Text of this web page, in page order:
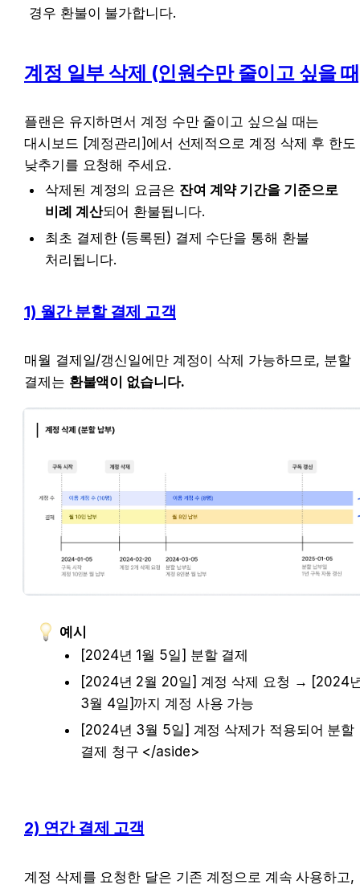
경우 환불이 불가합니다.
계정 일부 삭제 (인원수만 줄이고 싶을
플랜은 유지하면서 계정 수만 줄이고 싶으실 때는
대시보드 [계정관리]에서 선제적으로 계정 삭제 후 한도
낮추기를 요청해 주세요.
삭제된 계정의 요금은 잔여 계약 기간을 기준으로
비례 계산되어 환불됩니다.
최초 결제한 (등록된) 결제 수단을 통해 환불
처리됩니다.
1) 월간 분할 결제 고객
매월 결제일/갱신일에만 계정이 삭제 가능하므로, 분할
결제는 환불액이 없습니다.
예시
[2024년 1월 5일] 분할 결제
[2024년 2월 20일] 계정 삭제 요청 → [2024
3월 4일]까지 계정 사용 가능
[2024년 3월 5일] 계정 삭제가 적용되어 분할
결제 청구 </aside>
2) 연간 결제 고객
계정 삭제를 요청한 달은 기존 계정으로 계속 사용하고,